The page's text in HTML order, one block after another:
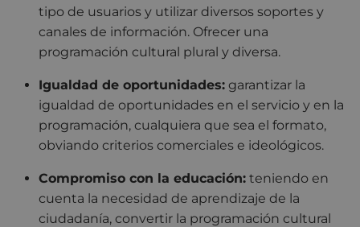
tipo de usuarios y utilizar diversos soportes y
canales de información. Ofrecer una
programación cultural plural y diversa.
Igualdad de oportunidades: garantizar la
igualdad de oportunidades en el servicio y en la
programación, cualquiera que sea el formato,
obviando criterios comerciales e ideológicos.
Compromiso con la educación: teniendo en
cuenta la necesidad de aprendizaje de la
ciudadanía, convertir la programación cultural